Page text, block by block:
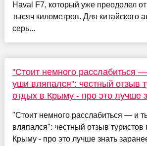
Haval F7, который уже преодолел
тысяч километров. Для китайского
серь...
"Стоит немного расслабиться
уши вляпался": честный отзыв
отдых в Крыму - про это лучше
"Стоит немного расслабиться — и
вляпался": честный отзыв туристов
Крыму - про это лучше знать